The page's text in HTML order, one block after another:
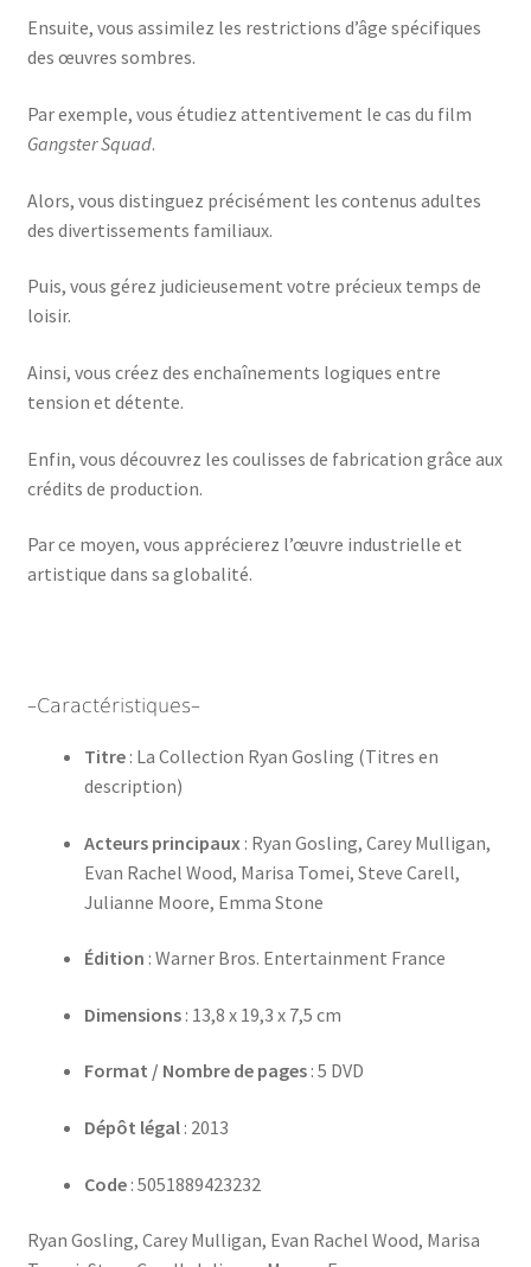
Ensuite, vous assimilez les restrictions d’âge spécifiques
des œuvres sombres.
Par exemple, vous étudiez attentivement le cas du film
Gangster Squad.
Alors, vous distinguez précisément les contenus adultes
des divertissements familiaux.
Puis, vous gérez judicieusement votre précieux temps de
loisir.
Ainsi, vous créez des enchaînements logiques entre
tension et détente.
Enfin, vous découvrez les coulisses de fabrication grâce aux
crédits de production.
Par ce moyen, vous apprécierez l’œuvre industrielle et
artistique dans sa globalité.
–Caractéristiques–
Titre: La Collection Ryan Gosling (Titres en
description)
Acteurs principaux : Ryan Gosling, Carey Mulligan,
Evan Rachel Wood, Marisa Tomei, Steve Carell,
Julianne Moore, Emma Stone
Édition : Warner Bros. Entertainment France
Dimensions: 13,8 x 19,3 x 7,5 cm
Format / Nombre de pages: 5 DVD
Dépôt légal: 2013
Code: 5051889423232
Ryan Gosling, Carey Mulligan, Evan Rachel Wood, Marisa